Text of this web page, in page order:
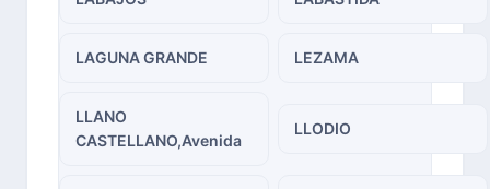
LAGUNA GRANDE LEZAMA
LLANO
CASTELLANO,Avenida
LLODIO